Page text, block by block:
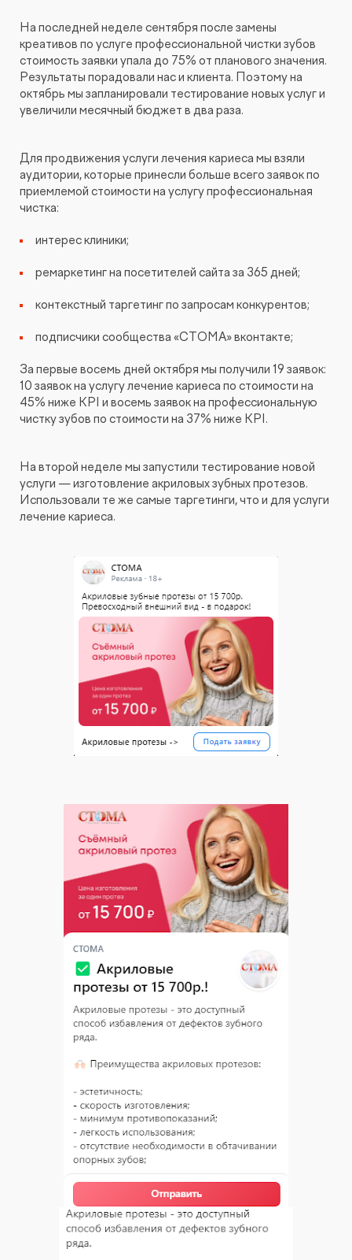
На последней неделе сентября после замены
креативов по услуге профессиональной чистки зубов
стоимость заявки упала до 75% от планового значения.
Результаты порадовали нас и клиента. Поэтому на
октябрь мы запланировали тестирование новых услуг и
увеличили месячный бюджет в два раза.
Для продвижения услуги лечения кариеса мы взяли
аудитории, которые принесли больше всего заявок по
приемлемой стоимости на услугу профессиональная
чистка:
интерес клиники;
ремаркетинг на посетителей сайта за 365 дней;
контекстный таргетинг по запросам конкурентов;
подписчики сообщества «СТОМА» вконтакте;
За первые восемь дней октября мы получили 19 заявок:
10 заявок на услугу лечение кариеса по стоимости на
45% ниже KPI и восемь заявок на профессиональную
чистку зубов по стоимости на 37% ниже KPI.
На второй неделе мы запустили тестирование новой
услуги — изготовление акриловых зубных протезов.
Использовали те же самые таргетинги, что и для услуги
лечение кариеса.